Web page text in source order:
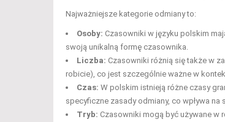
Najważniejsze kategorie odmiany to:
Osoby: Czasowniki w języku polskim
swoją unikalną formę czasownika.
Liczba: Czasowniki różnią się także w
robicie), co jest szczególnie ważne w
Czas: W polskim istnieją różne czasy
specyficzne zasady odmiany, co wpływa na
Tryb: Czasowniki mogą być używane w